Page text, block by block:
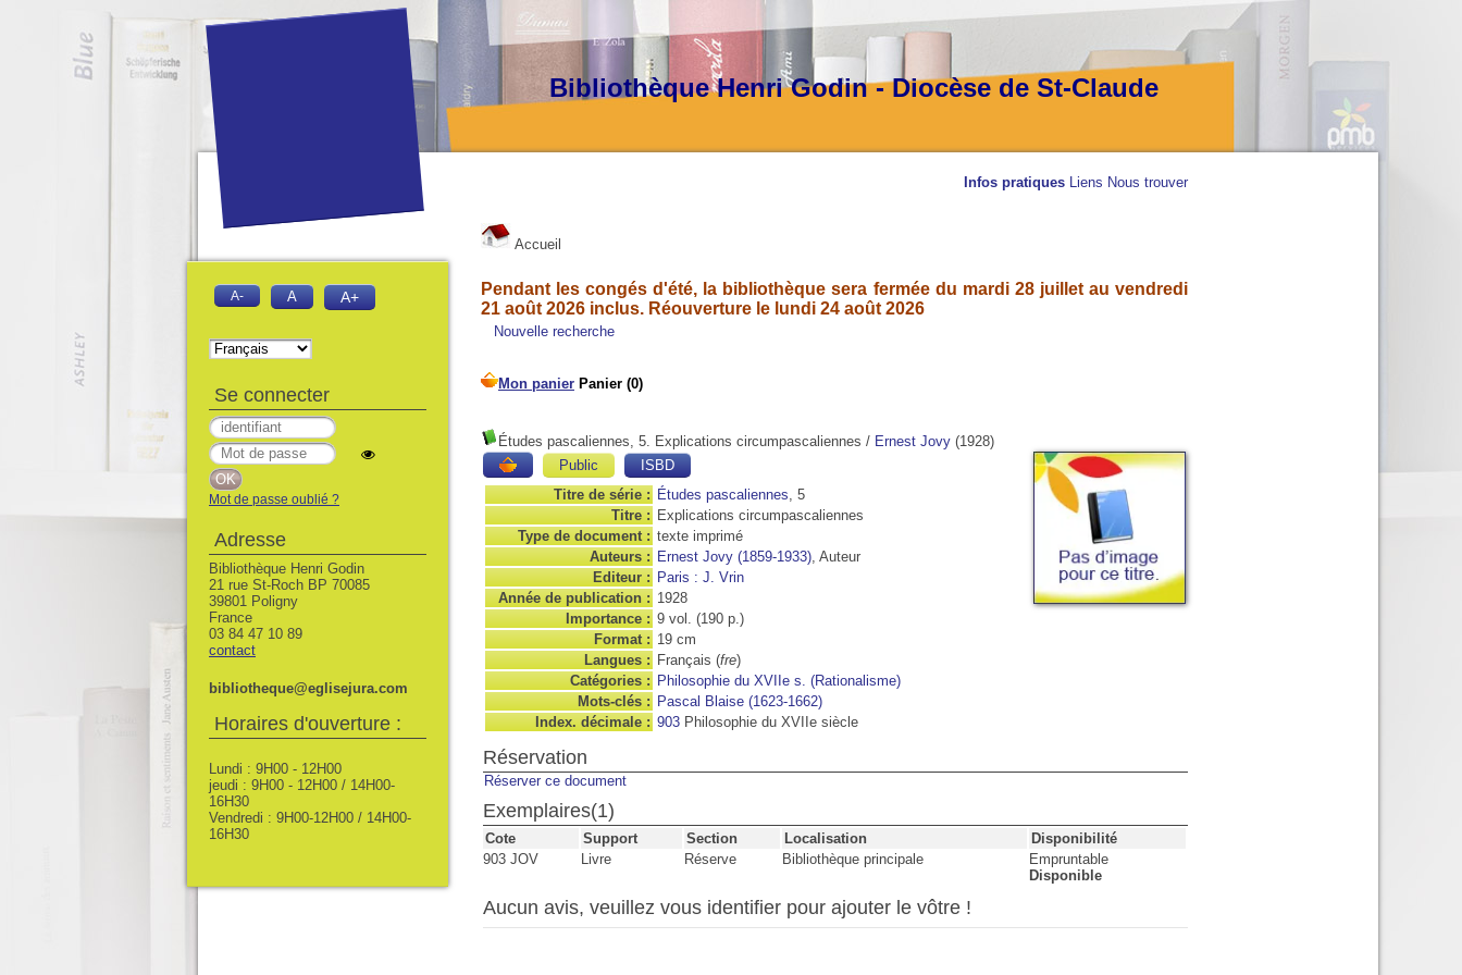
Infos pratiques Liens Nous trouver
Accueil
Pendant les congés d'été, la bibliothèque sera fermée du mardi 28 juillet au vendredi
21 août 2026 inclus. Réouverture le lundi 24 août 2026
Nouvelle recherche
Études pascaliennes, 5. Explications circumpascaliennes / Ernest Jovy (1928)
Public
ISBD
Titre de série : Études pascaliennes, 5
Titre : Explications circumpascaliennes
Type de document : texte imprimé
Auteurs : Ernest Jovy (1859-1933), Auteur
Editeur : Paris : J. Vrin
Année de publication : 1928
Importance : 9 vol. (190 p.)
Format : 19 cm
Langues : Français (fre)
Catégories : Philosophie du XVIIe s. (Rationalisme)
Mots-clés : Pascal Blaise (1623-1662)
Index. décimale : 903 Philosophie du XVIIe siècle
Réservation
Réserver ce document
Exemplaires(1)
Cote Support Section Localisation
Disponibilité
903 JOV
Livre Réserve Bibliothèque principale
Empruntable
Disponible
Aucun avis, veuillez vous identifier pour ajouter le vôtre !
Bibliothèque Henri Godin - Diocèse de St-Claude
A- A A+
Se connecter
Mot de passe oublié ?
Adresse
Bibliothèque Henri Godin
21 rue St-Roch BP 70085
39801 Poligny
France
03 84 47 10 89
contact
bibliotheque@eglisejura.com
Horaires d'ouverture :
Lundi : 9H00 - 12H00
jeudi : 9H00 - 12H00 / 14H00-
16H30
Vendredi : 9H00-12H00 / 14H00-
16H30